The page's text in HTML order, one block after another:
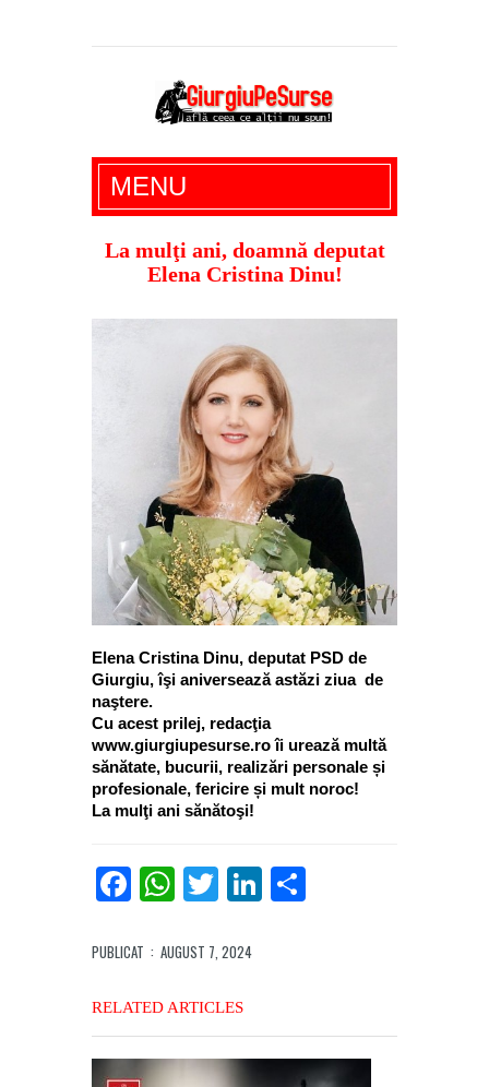
Giurgiu Pe Surse – actualitate giurgiu,
administratie giurgiu, stiri politice, social
economic, editoriale giurgiu, dezvaluiri,
soc, cancan, stiri locale
MENU
La mulţi ani, doamnă deputat
Elena Cristina Dinu!
Elena Cristina Dinu, deputat PSD de
Giurgiu, îşi aniversează astăzi ziua de
naştere.
Cu acest prilej, redacţia
www.giurgiupesurse.ro îi urează multă
sănătate, bucurii, realizări personale și
profesionale, fericire și mult noroc!
La mulţi ani sănătoşi!
Facebook
WhatsApp
TwitterLinkedIn
PUBLICAT : AUGUST 7, 2024
RELATED ARTICLES